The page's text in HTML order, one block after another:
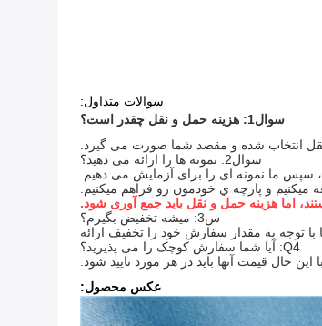
سوالات متداول:
سوال1: هزینه حمل و نقل چقدر است؟
انتخاب شده و مقصد شما صورت می گیرد.
سوال2: نمونه ها را ارائه می دهید؟
سپس ما نمونه ای را برای آزمایش می دهیم.
ميکنيم و پارچه ي خودمون رو فراهم ميکنيم.
اما هزینه حمل و نقل باید جمع آوری شود.
س3: ميشه تخفيض بگيرم؟
با توجه به مقدار سفارش خود را تخفیف ارائه
Q4: آیا شما سفارش کوچک را می پذیرید؟
عکس محصول: